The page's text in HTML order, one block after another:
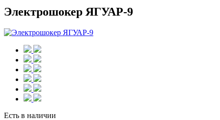
Электрошокер ЯГУАР-9
Есть в наличии